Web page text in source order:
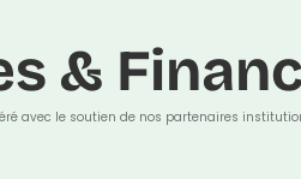
&
avec le soutien de nos partenaires